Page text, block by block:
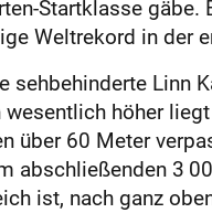
Startklasse
Weltrekord in der
sehbehinderte Linn
höher
über 60 Meter
abschließenden 3
ist, nach ganz